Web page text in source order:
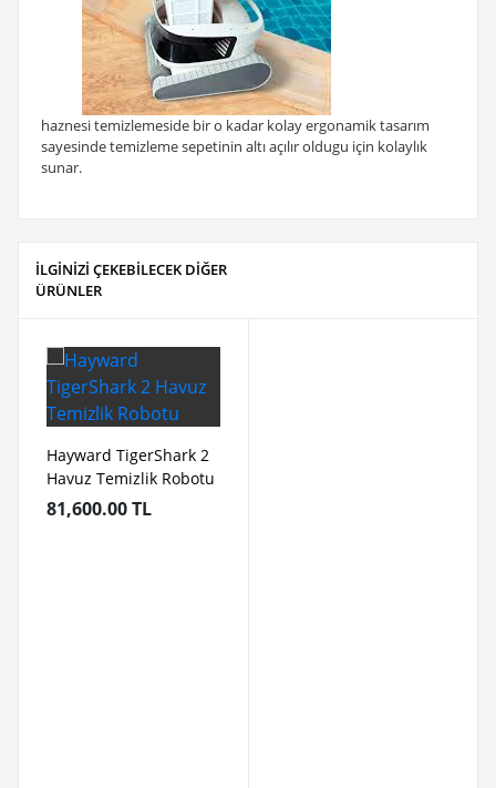
haznesi temizlemeside bir o kadar kolay ergonamik tasarım
sayesinde temizleme sepetinin altı açılır oldugu için kolaylık
sunar.
İLGİNİZİ ÇEKEBİLECEK DİĞER
ÜRÜNLER
Hayward TigerShark 2
Havuz Temizlik Robotu
81,600.00 TL